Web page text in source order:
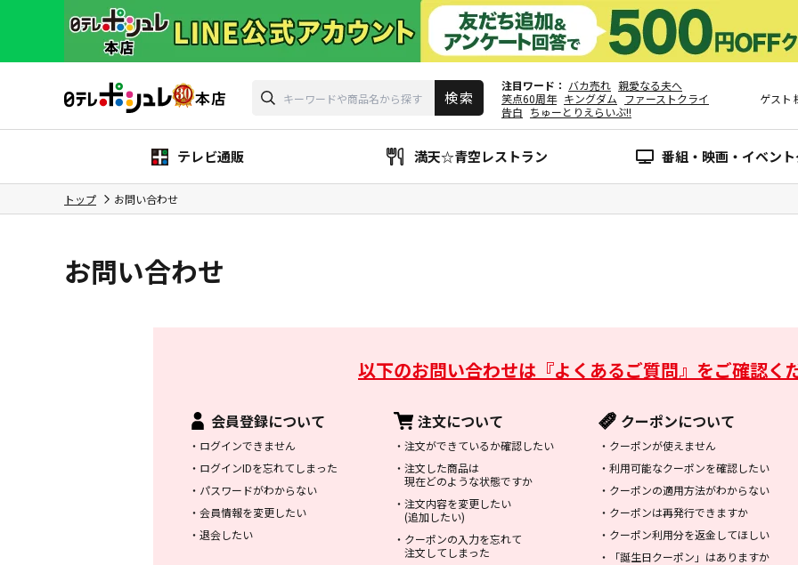
注目ワード バカ売れ 親愛なる夫へ
笑点60周年 キングダム ファーストクライ
告白 ちゅーとりえらいぶ!!
ゲスト
テレビ通販 満天☆青空レストラン 番組・映画・イベン
トップ お問い合わせ
お問い合わせ
以下のお問い合わせは 『よくあるご質問』をご確認く
会員登録について
・ ログインできません
・ ログインIDを忘れてしまった
・ パスワードがわからない
・ 会員情報を変更したい
・ 退会したい
注文について
・ 注文ができているか確認したい
・ 注文した商品は
現在どのような状態ですか
・ 注文内容を変更したい
(追加したい)
・ クーポンの入力を忘れて
注文してしまった
クーポンについて
・ クーポンが使えません
・ 利用可能なクーポンを確認したい
・ クーポンの適用方法がわからない
・ クーポンは再発行できますか
・ クーポン利用分を返金してほしい
・
「誕生日クーポン」はありますか